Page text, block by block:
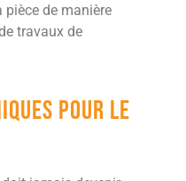
pièce de manière
travaux de
pour le